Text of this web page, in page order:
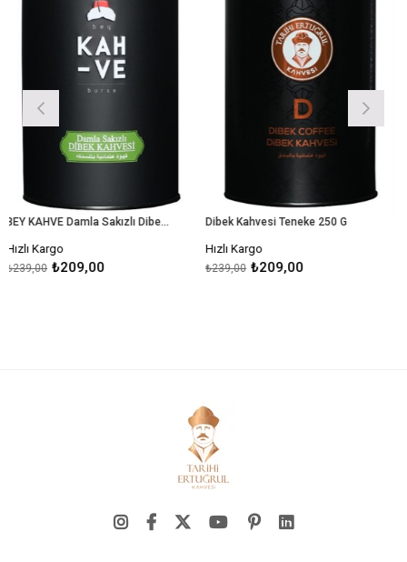
BEY KAHVE Damla Sakızlı Dibek Kahvesi Teneke 250gr
₺209,00
Dibek Kahvesi Teneke 250 G
Hızlı Kargo
₺209,00